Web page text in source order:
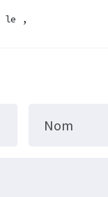
le ,
Nom